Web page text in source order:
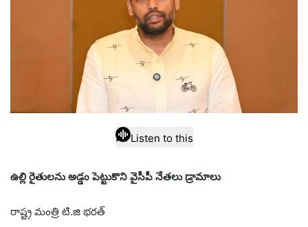
Listen to this
ఉల్లి రైతుల‌ను అడ్డం పెట్టుకొని వైసీపీ నేత‌లు డ్రామాలు
రాష్ట్ర మంత్రి టి.జి భ‌ర‌త్